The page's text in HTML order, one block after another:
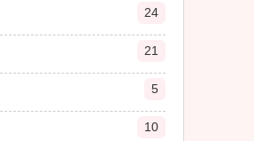
24
21
5
10